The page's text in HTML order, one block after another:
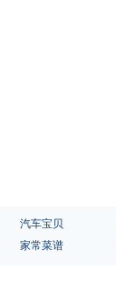
汽车宝贝
家常菜谱